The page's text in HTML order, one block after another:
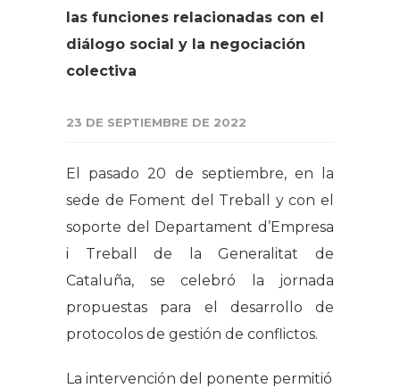
las funciones relacionadas con el
diálogo social y la negociación
colectiva
23 DE SEPTIEMBRE DE 2022
El pasado 20 de septiembre, en la
sede de Foment del Treball y con el
soporte del Departament d’Empresa
i Treball de la Generalitat de
Cataluña, se celebró la jornada
propuestas para el desarrollo de
protocolos de gestión de conflictos.
La intervención del ponente permitió